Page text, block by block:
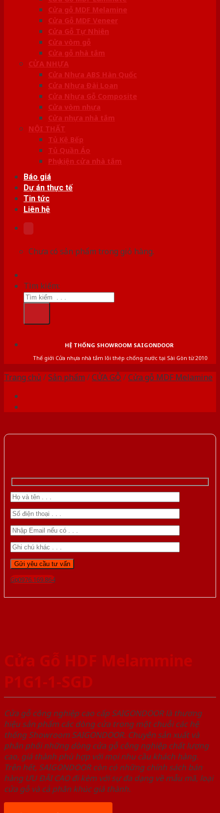
Cửa gỗ MDF Melamine
Cửa Gỗ MDF Veneer
Cửa Gỗ Tự Nhiên
Cửa vòm gỗ
Cửa gỗ nhà tắm
CỬA NHỰA
Cửa Nhựa ABS Hàn Quốc
Cửa Nhựa Đài Loan
Cửa Nhựa Gỗ Composite
Cửa vòm nhựa
Cửa nhựa nhà tắm
NỘI THẤT
Tủ Kệ Bếp
Tủ Quần Áo
Phụ kiện cửa nhà tắm
Báo giá
Dự án thực tế
Tin tức
Liên hệ
Chưa có sản phẩm trong giỏ hàng.
Tìm kiếm:
HỆ THỐNG SHOWROOM SAIGONDOOR
Thế giới Cửa nhựa nhà tắm lõi thép chống nước tại Sài Gòn từ 2010
Trang chủ /Sản phẩm /CỬA GỖ /Cửa gỗ MDF Melamine
Gọi 0976.169.864
Cửa Gỗ HDF Melammine
P1G1-1-SGD
Cửa gỗ công nghiệp cao cấp SAIGONDOOR là thương
hiệu sản phẩm các dòng cửa trong một chuỗi các hệ
thống Showroom SAIGONDOOR. Chuyên sản xuất và
phân phối những dòng cửa gỗ công nghiệp chất lượng
cao, giá thành phù hợp với mọi nhu cầu khách hàng.
Trên hết, SAIGONDOOR còn có những chính sách bán
hàng ƯU ĐÃI CAO đi kèm với sự đa dạng về mẫu mã, loại
cửa gỗ và cả phân khúc giá thành.